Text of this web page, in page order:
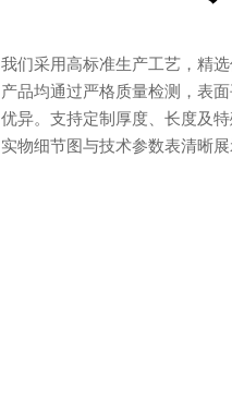
我们采用高标准生产工艺，精
产品均通过严格质量检测，表
优异。支持定制厚度、长度及
实物细节图与技术参数表清晰展